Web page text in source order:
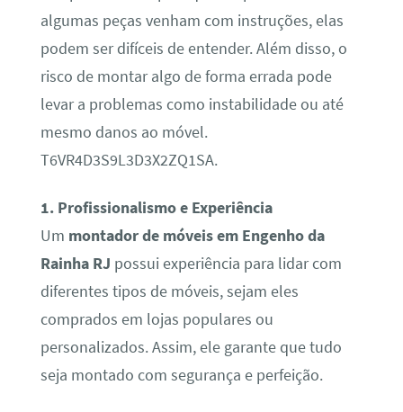
algumas peças venham com instruções, elas
podem ser difíceis de entender. Além disso, o
risco de montar algo de forma errada pode
levar a problemas como instabilidade ou até
mesmo danos ao móvel.
T6VR4D3S9L3D3X2ZQ1SA.
1. Profissionalismo e Experiência
Um montador de móveis em Engenho da
Rainha RJ possui experiência para lidar com
diferentes tipos de móveis, sejam eles
comprados em lojas populares ou
personalizados. Assim, ele garante que tudo
seja montado com segurança e perfeição.